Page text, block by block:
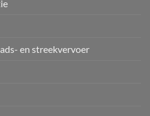
en streekvervoer